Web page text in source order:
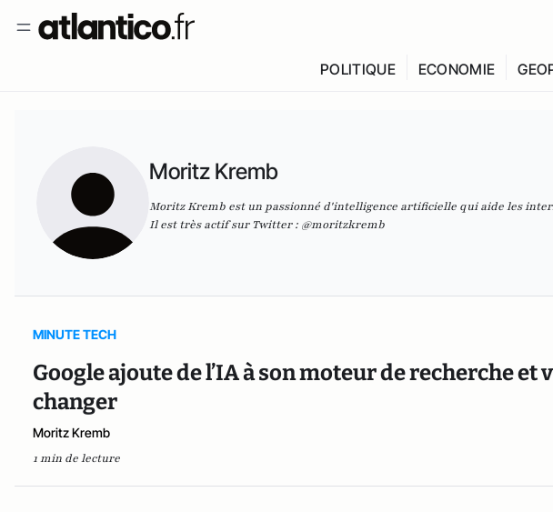
POLITIQUE ECONOMIE
Moritz Kremb
Moritz Kremb est un passionné d'intelligence artificielle qui aide les
Il est très actif sur Twitter : @moritzkremb
MINUTE TECH
Google ajoute de l’IA à son moteur de recherche et
changer
Moritz Kremb
1 min de lecture